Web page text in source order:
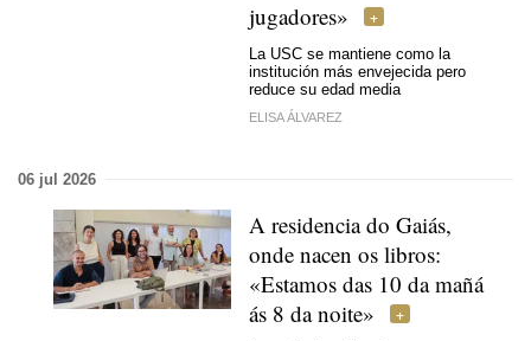
jugadores»
La USC se mantiene como la
institución más envejecida pero
reduce su edad media
ELISA ÁLVAREZ
06 jul 2026
A residencia do Gaiás,
onde nacen os libros:
«Estamos das 10 da mañá
ás 8 da noite»